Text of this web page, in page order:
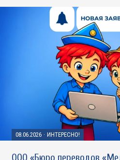
08.06.2026 · ИНТЕРЕСНО!
ООО «Бюро переводов